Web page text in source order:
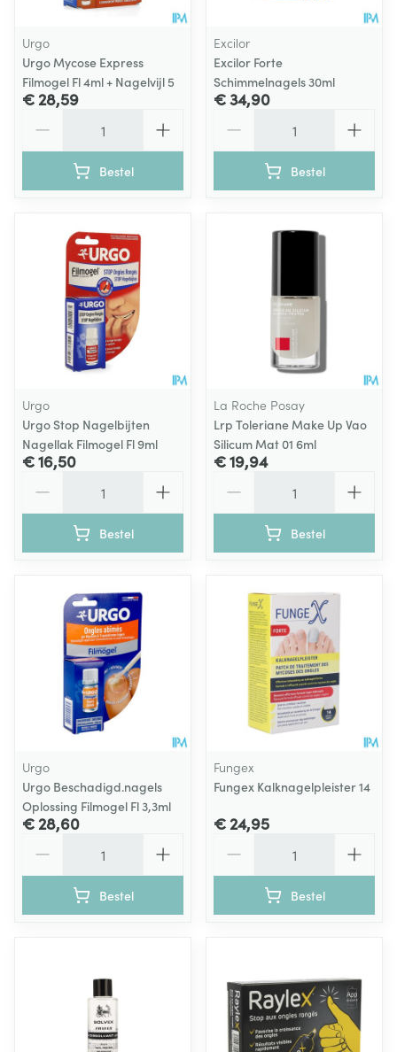
Urgo
Urgo Mycose Express
Filmogel Fl 4ml + Nagelvijl 5
€ 28,59
Bestel
Excilor
Excilor Forte
Schimmelnagels 30ml
€ 34,90
Bestel
Urgo
Urgo Stop Nagelbijten
Nagellak Filmogel Fl 9ml
€ 16,50
Bestel
La Roche Posay
Lrp Toleriane Make Up Vao
Silicum Mat 01 6ml
€ 19,94
Bestel
Urgo
Urgo Beschadigd.nagels
Oplossing Filmogel Fl 3,3ml
€ 28,60
Bestel
Fungex
Fungex Kalknagelpleister 14
€ 24,95
Bestel